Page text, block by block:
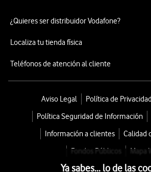
¿Quieres ser distribuidor Vodafone?
Localiza tu tienda física
Teléfonos de atención al cliente
Aviso Legal
Política de
Política Seguridad de Información
Información a clientes
Calidad
Fondos Públicos
Mapa
Ya sabes... lo de las